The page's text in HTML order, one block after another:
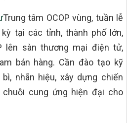
Trung tâm OCOP vùng, tuần lễ
kỳ tại các tỉnh, thành phố lớn,
lên sàn thương mại điện tử,
bán hàng. Cần đào tạo kỹ
nhãn hiệu, xây dựng chiến
cung ứng hiện đại cho